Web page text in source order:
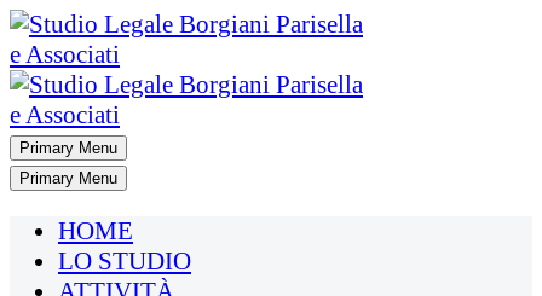
Primary Menu
Primary Menu
HOME
LO STUDIO